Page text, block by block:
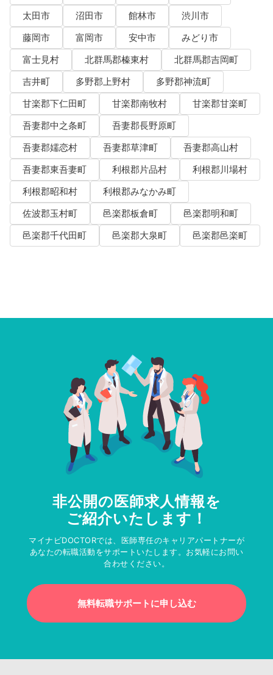
太田市
沼田市 館林市
渋川市
藤岡市
富岡市 安中市
みどり市
富士見村
北群馬郡榛東村
北群馬郡吉岡町
吉井町
多野郡上野村
多野郡神流町
甘楽郡下仁田町
甘楽郡南牧村
甘楽郡甘楽町
吾妻郡中之条町
吾妻郡長野原町
吾妻郡嬬恋村
吾妻郡草津町
吾妻郡高山村
吾妻郡東吾妻町
利根郡片品村
利根郡川場村
利根郡昭和村
利根郡みなかみ町
佐波郡玉村町
邑楽郡板倉町
邑楽郡明和町
邑楽郡千代田町
邑楽郡大泉町 邑楽郡邑楽町
非公開の医師求人情報を
ご紹介いたします！
マイナビDOCTORでは、医師専任のキャリアパートナーが
あなたの転職活動をサポートいたします。お気軽にお問い
合わせください。
無料転職サポートに申し込む